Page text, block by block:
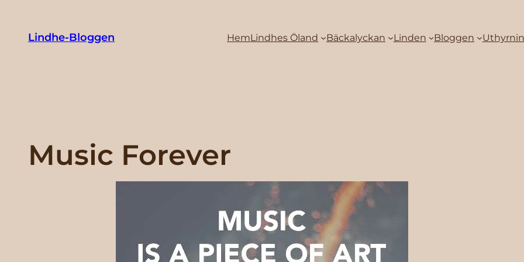
Lindhe-Bloggen HemLindhes Öland Bäckalyckan Linden Bloggen
Music Forever